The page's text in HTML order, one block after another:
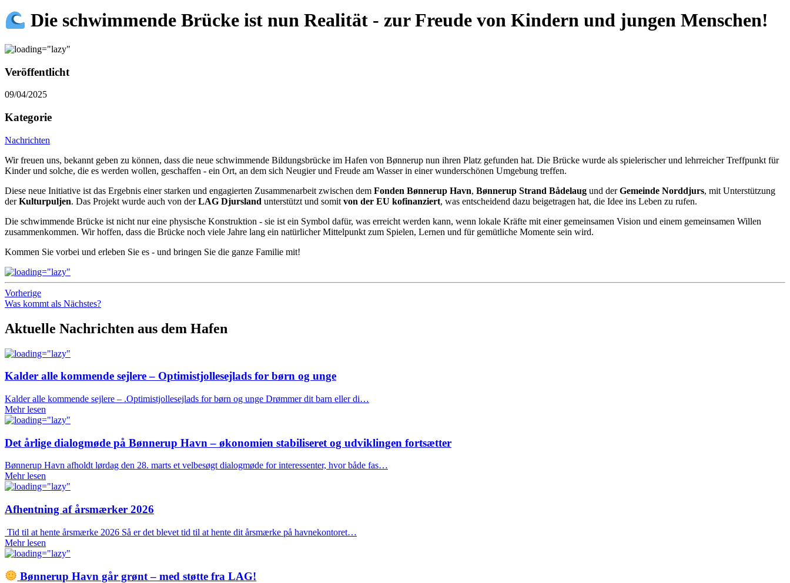
Die schwimmende Brücke ist nun Realität - zur Freude von Kindern und jungen Menschen!
Veröffentlicht
09/04/2025
Kategorie
Nachrichten
Wir freuen uns, bekannt geben zu können, dass die neue schwimmende Bildungsbrücke im Hafen von Bønnerup nun ihren Platz gefunden hat. Die Brücke wurde als spielerischer und lehrreicher Treffpunkt für
Kinder und solche, die es werden wollen, geschaffen - ein Ort, an dem sich Neugier und Freude am Wasser in einer wunderschönen Umgebung treffen.
Diese neue Initiative ist das Ergebnis einer starken und engagierten Zusammenarbeit zwischen dem Fonden Bønnerup Havn, Bønnerup Strand Bådelaug und derGemeinde Norddjurs, mit Unterstützung
derKulturpuljen. Das Projekt wurde auch von derLAG Djursland unterstützt und somit von der EU kofinanziert, was entscheidend dazu beigetragen hat, die Idee ins Leben zu rufen.
Die schwimmende Brücke ist nicht nur eine physische Konstruktion - sie ist ein Symbol dafür, was erreicht werden kann, wenn lokale Kräfte mit einer gemeinsamen Vision und einem gemeinsamen Willen
zusammenkommen. Wir hoffen, dass die Brücke noch viele Jahre lang ein natürlicher Mittelpunkt zum Spielen, Lernen und für gemütliche Momente sein wird.
Kommen Sie vorbei und erleben Sie es - und bringen Sie die ganze Familie mit!
Vorherige
Was kommt als Nächstes?
Aktuelle Nachrichten aus dem Hafen
Kalder alle kommende sejlere – Optimistjollesejlads for børn og unge
Kalder alle kommende sejlere – .Optimistjollesejlads for børn og unge Drømmer dit barn eller di…
Mehr lesen
Det årlige dialogmøde på Bønnerup Havn – økonomien stabiliseret og udviklingen fortsætter
Bønnerup Havn afholdt lørdag den 28. marts et velbesøgt dialogmøde for interessenter, hvor både fas…
Mehr lesen
Afhentning af årsmærker 2026
Tid til at hente årsmærke 2026 Så er det blevet tid til at hente dit årsmærke på havnekontoret…
Mehr lesen
Bønnerup Havn går grønt – med støtte fra LAG!